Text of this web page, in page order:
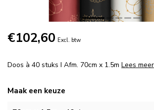
€102,60 Excl. btw
Doos à 40 stuks I Afm. 70cm x 1.5m Lees meer
Maak een keuze